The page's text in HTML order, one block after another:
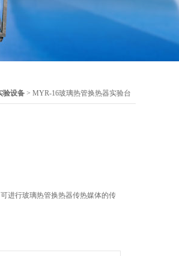
验设备 > MYR-16玻璃热管换热器实验台
进行玻璃热管换热器传热媒体的传